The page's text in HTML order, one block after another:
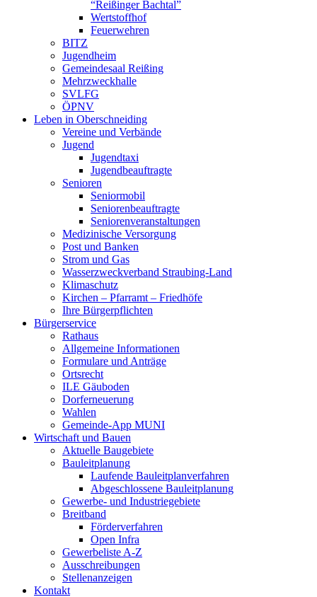
“Reißinger Bachtal”
Wertstoffhof
Feuerwehren
BITZ
Jugendheim
Gemeindesaal Reißing
Mehrzweckhalle
SVLFG
ÖPNV
Leben in Oberschneiding
Vereine und Verbände
Jugend
Jugendtaxi
Jugendbeauftragte
Senioren
Seniormobil
Seniorenbeauftragte
Seniorenveranstaltungen
Medizinische Versorgung
Post und Banken
Strom und Gas
Wasserzweckverband Straubing-Land
Klimaschutz
Kirchen – Pfarramt – Friedhöfe
Ihre Bürgerpflichten
Bürgerservice
Rathaus
Allgemeine Informationen
Formulare und Anträge
Ortsrecht
ILE Gäuboden
Dorferneuerung
Wahlen
Gemeinde-App MUNI
Wirtschaft und Bauen
Aktuelle Baugebiete
Bauleitplanung
Laufende Bauleitplanverfahren
Abgeschlossene Bauleitplanung
Gewerbe- und Industriegebiete
Breitband
Förderverfahren
Open Infra
Gewerbeliste A-Z
Ausschreibungen
Stellenanzeigen
Kontakt